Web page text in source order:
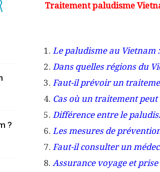
Traitement paludisme
Le paludisme au Vietnam
Dans quelles régions du
Faut-il prévoir un
Cas où un traitement peut
Différence entre le
Les mesures de
Faut-il consulter un
Assurance voyage et
?